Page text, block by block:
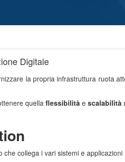
Digitale
la propria infrastruttura ruota
quella flessibilità e scalabilità
collega i vari sistemi e